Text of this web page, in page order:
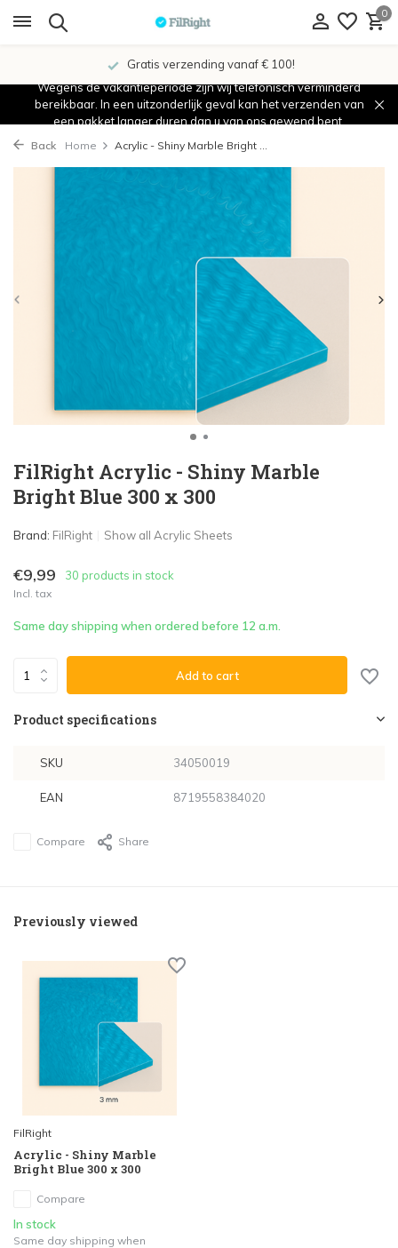
0
Gratis verzending vanaf € 100!
Wegens de vakantieperiode zijn wij telefonisch verminderd
bereikbaar. In een uitzonderlijk geval kan het verzenden van
een pakket langer duren dan u van ons gewend bent.
Back Home Acrylic - Shiny Marble Bright ...
FilRight Acrylic - Shiny Marble
Bright Blue 300 x 300
Brand: FilRight Show all Acrylic Sheets
€9,99 30 products in stock
Incl. tax
Same day shipping when ordered before 12 a.m.
Add to cart
Product specifications
SKU 34050019
EAN 8719558384020
Compare Share
Previously viewed
FilRight
Acrylic - Shiny Marble
Bright Blue 300 x 300
Compare
In stock
Same day shipping when